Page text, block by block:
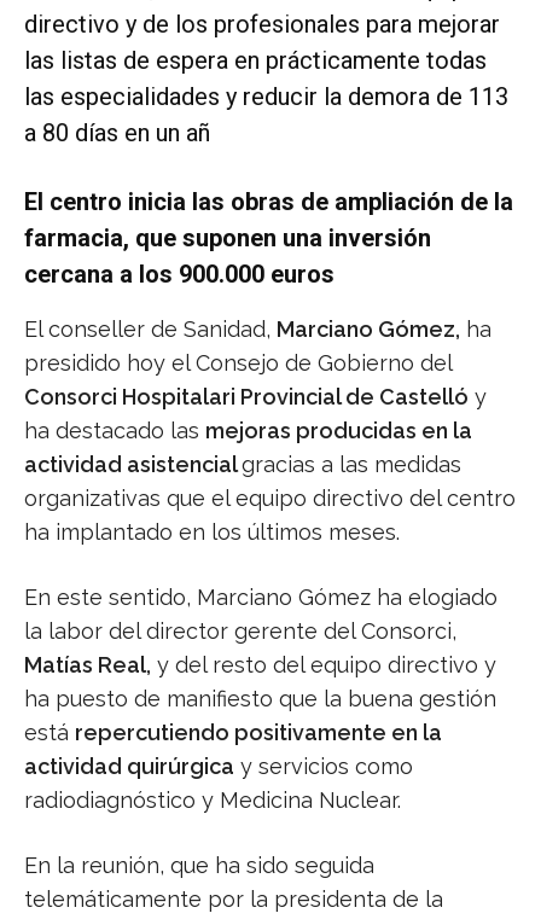
directivo y de los profesionales para mejorar
las listas de espera en prácticamente todas
las especialidades y reducir la demora de 113
a 80 días en un añ
El centro inicia las obras de ampliación de la
farmacia, que suponen una inversión
cercana a los 900.000 euros
El conseller de Sanidad, Marciano Gómez, ha
presidido hoy el Consejo de Gobierno del
Consorci Hospitalari Provincial de Castelló y
ha destacado las mejoras producidas en la
actividad asistencialgracias a las medidas
organizativas que el equipo directivo del centro
ha implantado en los últimos meses.
En este sentido, Marciano Gómez ha elogiado
la labor del director gerente del Consorci,
Matías Real, y del resto del equipo directivo y
ha puesto de manifiesto que la buena gestión
está repercutiendo positivamente en la
actividad quirúrgica y servicios como
radiodiagnóstico y Medicina Nuclear.
En la reunión, que ha sido seguida
telemáticamente por la presidenta de la